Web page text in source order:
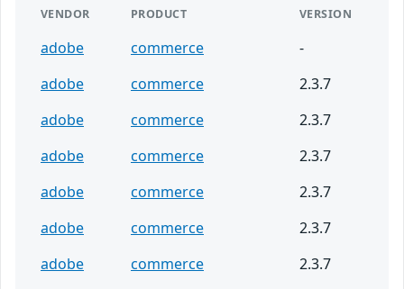
VENDOR PRODUCT VERSION
adobe commerce
-
adobe
commerce
2.3.7
adobe
commerce
2.3.7
adobe
commerce
2.3.7
adobe
commerce
2.3.7
adobe
commerce
2.3.7
adobe
commerce
2.3.7